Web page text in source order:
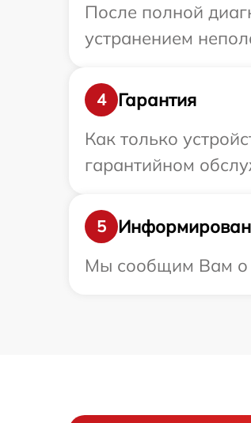
После полной
устранением
4
Гарантия
Как только
гарантийном
5
Мы сообщим Вам о